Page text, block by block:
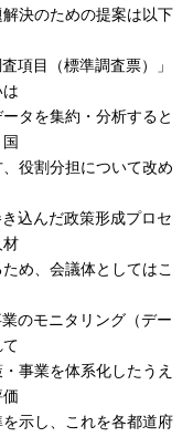
決のための提案は以下
目（標準調査票）」
を集約・分析すると
割分担について改め
込んだ政策形成プロセ
材
、会議体としてはこ
のモニタリング（デー
業を体系化したうえ
し、これを各都道府